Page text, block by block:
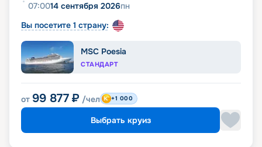
07:0014 сентября 2026пн
Вы посетите 1 страну:
MSC Poesia
СТАНДАРТ
от 99 877 ₽ /чел +1 000
Выбрать круиз